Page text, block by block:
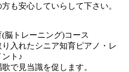
も安心していらして下さい。
(脳トレーニング)コース
入れたシニア知育ピアノ・レ
ト♪
で見当識を促します。